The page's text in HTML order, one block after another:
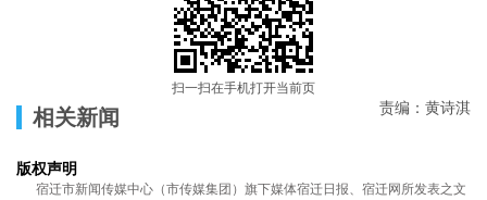
扫一扫在手机打开当前页
责编：黄诗淇
相关新闻
版权声明
宿迁市新闻传媒中心（市传媒集团）旗下媒体宿迁日报、宿迁网所发表之文